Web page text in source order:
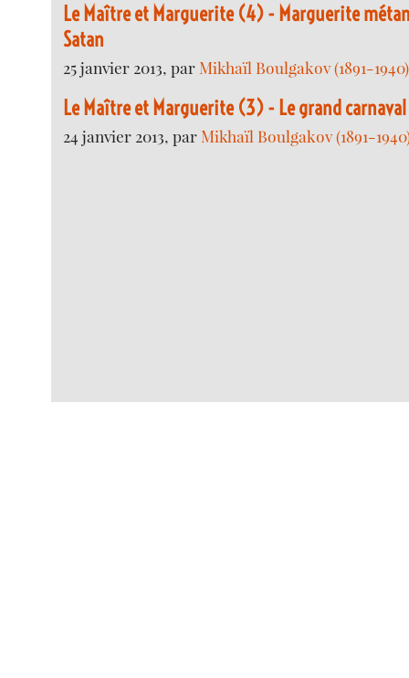
Le Maître et Marguerite (4) - Marguerite
Satan
25 janvier 2013, parMikhaïl Boulgakov (1891-1940)
Le Maître et Marguerite (3) - Le grand carnaval
24 janvier 2013, parMikhaïl Boulgakov (1891-